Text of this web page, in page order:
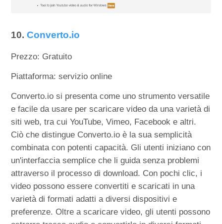
10.Converto.io
Prezzo: Gratuito
Piattaforma: servizio online
Converto.io si presenta come uno strumento versatile
e facile da usare per scaricare video da una varietà di
siti web, tra cui YouTube, Vimeo, Facebook e altri.
Ciò che distingue Converto.io è la sua semplicità
combinata con potenti capacità. Gli utenti iniziano con
un'interfaccia semplice che li guida senza problemi
attraverso il processo di download. Con pochi clic, i
video possono essere convertiti e scaricati in una
varietà di formati adatti a diversi dispositivi e
preferenze. Oltre a scaricare video, gli utenti possono